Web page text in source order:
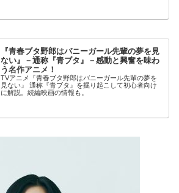
『青春ブタ野郎はバニーガール先輩の夢を見
ない』－通称『青ブタ』－感動と興奮を味わ
う名作アニメ！
TVアニメ『青春ブタ野郎はバニーガール先輩の夢を
見ない』 通称『青ブタ』を掘り起こして初心者向け
に解説。続編映画の情報も。